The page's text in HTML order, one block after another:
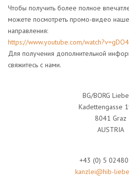
Чтобы получить более полное
можете посмотреть промо-видео
направления:
https://www.youtube.com/
Для получения дополнительной
свяжитесь с нами.
BG/BORG
Kadettengasse
8041 Graz
AUSTRIA
+43 (0) 5
kanzlei@hib-